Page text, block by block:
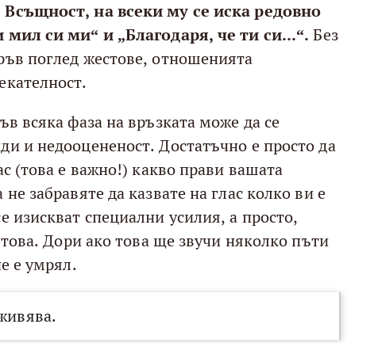
на всеки му се иска редовно
си ми“ и „Благодаря, че ти си...“. Без
поглед жестове, отношенията
всяка фаза на връзката може да се
и недооцененост. Достатъчно е просто да
(това е важно!) какво прави вашата
забравяте да казвате на глас колко ви е
изискват специални усилия, а просто,
Дори ако това ще звучи няколко пъти
е умрял.